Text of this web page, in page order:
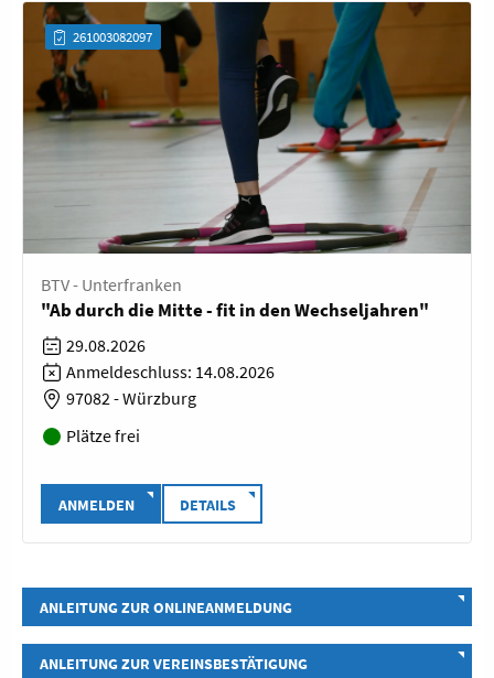
261003082097
BTV - Unterfranken
"Ab durch die Mitte - fit in den Wechseljahren"
29.08.2026
Anmeldeschluss: 14.08.2026
97082 - Würzburg
Plätze frei
ANMELDEN DETAILS
ANLEITUNG ZUR ONLINEANMELDUNG
ANLEITUNG ZUR VEREINSBESTÄTIGUNG